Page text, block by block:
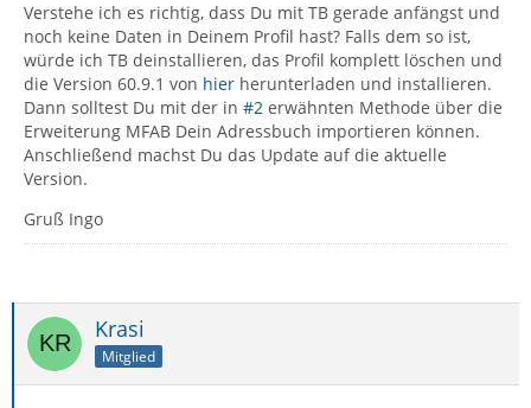
Verstehe ich es richtig, dass Du mit TB gerade anfängst und
noch keine Daten in Deinem Profil hast? Falls dem so ist,
würde ich TB deinstallieren, das Profil komplett löschen und
die Version 60.9.1 von hier herunterladen und installieren.
Dann solltest Du mit der in #2 erwähnten Methode über die
Erweiterung MFAB Dein Adressbuch importieren können.
Anschließend machst Du das Update auf die aktuelle
Version.
Gruß Ingo
Krasi
Mitglied